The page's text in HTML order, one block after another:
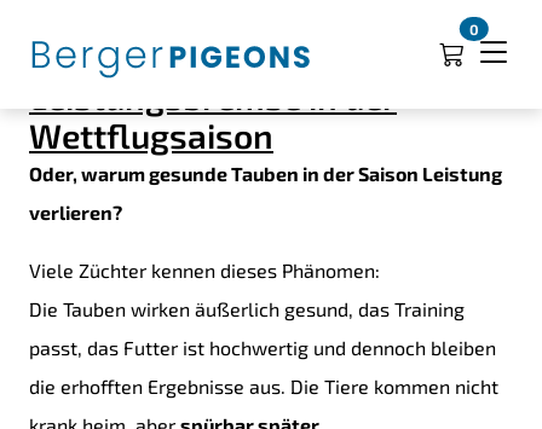
0
Brieftauben: Unsichtbare
Wettflugsaison
Oder, warum gesunde Tauben in der Saison Leistung
verlieren?
Viele Züchter kennen dieses Phänomen:
Die Tauben wirken äußerlich gesund, das Training
passt, das Futter ist hochwertig und dennoch bleiben
die erhofften Ergebnisse aus. Die Tiere kommen nicht